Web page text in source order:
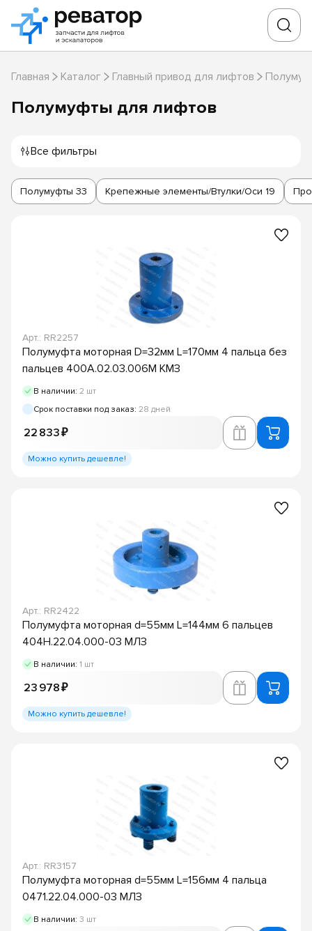
Главная Каталог Главный привод для лифтов
Полумуфты для лифтов
Все фильтры
Полумуфты 33 Крепежные элементы/Втулки/Оси 19
Арт.: RR2257
Полумуфта моторная D=32мм L=170мм 4 пальца без
пальцев 400А.02.03.006М КМЗ
В наличии: 2 шт
Срок поставки под заказ: 28 дней
22 833 ₽
Можно купить дешевле!
Арт.: RR2422
Полумуфта моторная d=55мм L=144мм 6 пальцев
404Н.22.04.000-03 МЛЗ
В наличии: 1 шт
23 978 ₽
Можно купить дешевле!
Арт.: RR3157
Полумуфта моторная d=55мм L=156мм 4 пальца
0471.22.04.000-03 МЛЗ
В наличии: 3 шт